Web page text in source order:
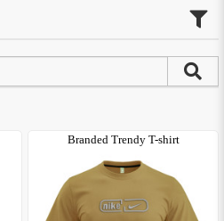
Branded Trendy T-shirt